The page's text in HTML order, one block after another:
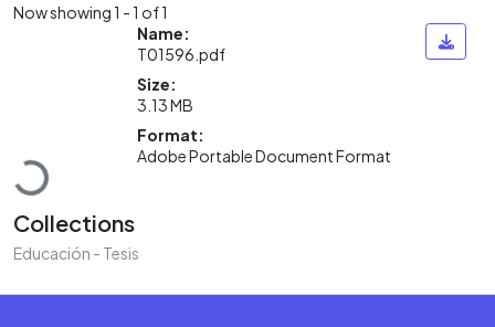
Now showing1 - 1 of 1
Loading...
Name:
T01596.pdf
Size:
3.13 MB
Format:
Adobe Portable Document Format
Collections
Educación - Tesis